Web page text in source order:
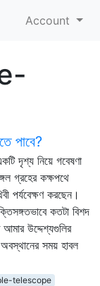
Account
পাবে?
দৃশ্য নিয়ে গবেষণা
গ্রহের কক্ষপথে
পর্যবেক্ষণ করছেন।
কতটা বিশদ
উদ্দেশ্যগুলির
সময় হাবল
telescope